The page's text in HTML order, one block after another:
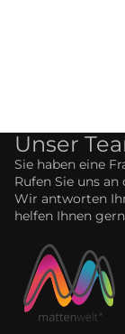
Unser
Sie haben eine
Rufen Sie uns an
Wir antworten
helfen Ihnen